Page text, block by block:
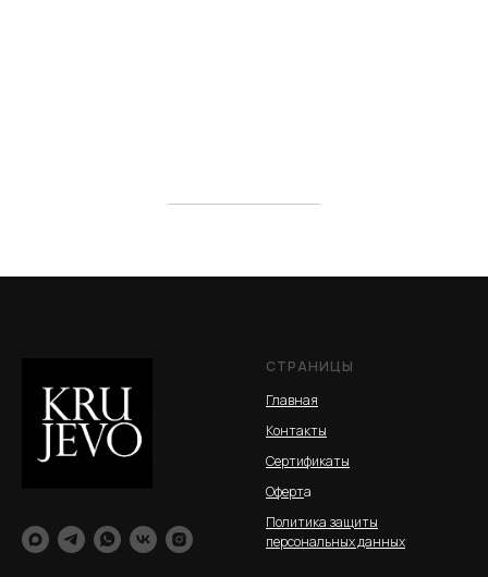
СТРАНИЦЫ
Главная
Контакты
Сертификаты
Оферта
Политика защиты
персональных данных